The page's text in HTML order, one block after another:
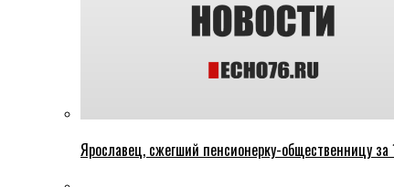
Ярославец, сжегший пенсионерку-общественницу